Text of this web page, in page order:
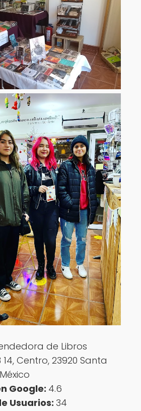
de Libros
14, Centro, 23920 Santa
Google: 4.6
Usuarios: 34